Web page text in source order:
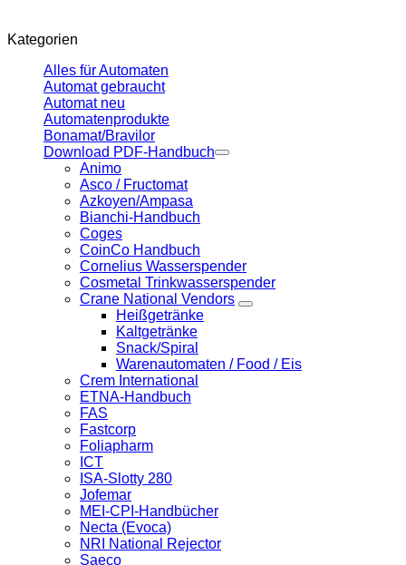
Kategorien
Alles für Automaten
Automat gebraucht
Automat neu
Automatenprodukte
Bonamat/Bravilor
Download PDF-Handbuch
Animo
Asco / Fructomat
Azkoyen/Ampasa
Bianchi-Handbuch
Coges
CoinCo Handbuch
Cornelius Wasserspender
Cosmetal Trinkwasserspender
Crane National Vendors
Heißgetränke
Kaltgetränke
Snack/Spiral
Warenautomaten / Food / Eis
Crem International
ETNA-Handbuch
FAS
Fastcorp
Foliapharm
ICT
ISA-Slotty 280
Jofemar
MEI-CPI-Handbücher
Necta (Evoca)
NRI National Rejector
Saeco